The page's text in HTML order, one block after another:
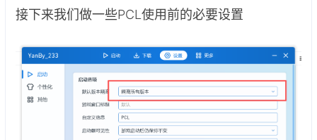
接下来我们做一些PCL使用前的必要设置